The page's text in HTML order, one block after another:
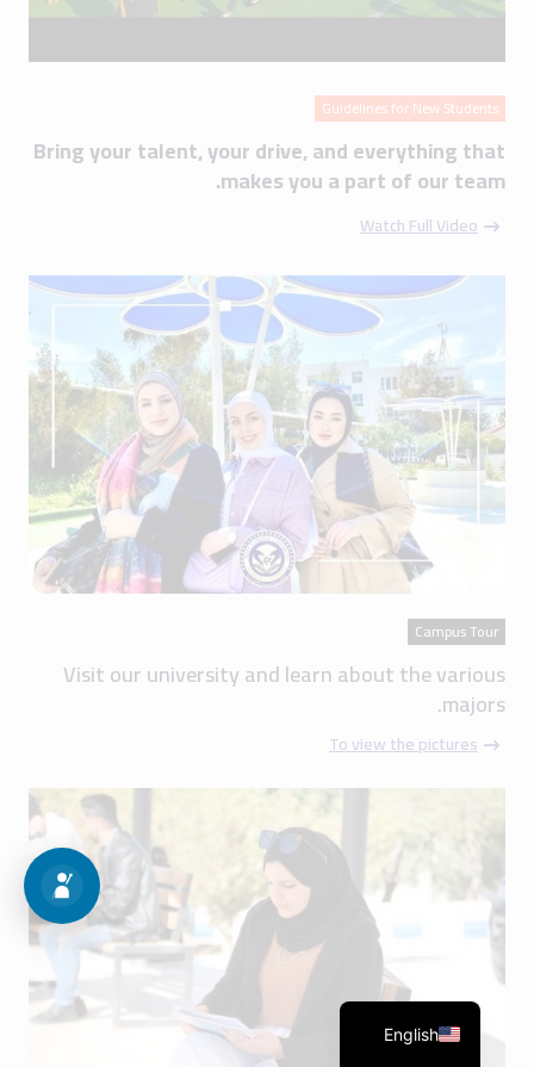
Guidelines for New Students
Bring your talent, your drive, and everything that
makes you a part of our team.
Watch Full Video
Campus Tour
Visit our university and learn about the various
majors.
To view the pictures
English